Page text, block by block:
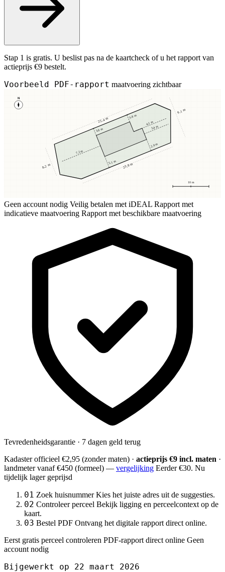
Stap 1 is gratis. U beslist pas na de kaartcheck of u het rapport van
actieprijs €9 bestelt.
Voorbeeld PDF-rapport maatvoering zichtbaar
N
10 m
3,8 m
3,8 m
5,1 m
2,9 m
7,2 m
3,4 m
4,1 m
25,4 m
23,8 m
8,2 m
9,1 m
Geen account nodig Veilig betalen met iDEAL Rapport met
indicatieve maatvoering Rapport met beschikbare maatvoering
Tevredenheidsgarantie · 7 dagen geld terug
Kadaster officieel €2,95 (zonder maten) · actieprijs €9 incl. maten ·
landmetervanaf €450 (formeel) — vergelijking Eerder €30. Nu
tijdelijk lager geprijsd
01 Zoek huisnummer Kies het juiste adres uit de suggesties.
02 Controleer perceel Bekijk ligging en perceelcontext op de
kaart.
03 Bestel PDF Ontvang het digitale rapport direct online.
Eerst gratis perceel controleren PDF-rapport direct online Geen
account nodig
Bijgewerkt op 22 maart 2026